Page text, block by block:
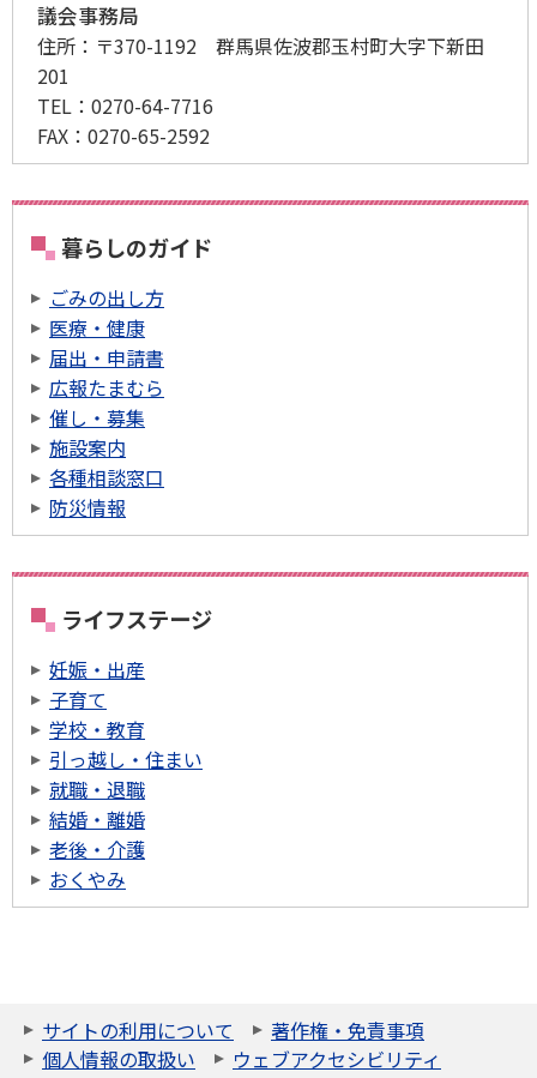
議会事務局
住所： 〒370-1192 群馬県佐波郡玉村町大字下新田
201
TEL： 0270-64-7716
FAX： 0270-65-2592
暮らしのガイド
ごみの出し方
医療・健康
届出・申請書
広報たまむら
催し・募集
施設案内
各種相談窓口
防災情報
ライフステージ
妊娠・出産
子育て
学校・教育
引っ越し・住まい
就職・退職
結婚・離婚
老後・介護
おくやみ
サイトの利用について
著作権・免責事項
個人情報の取扱い
ウェブアクセシビリティ